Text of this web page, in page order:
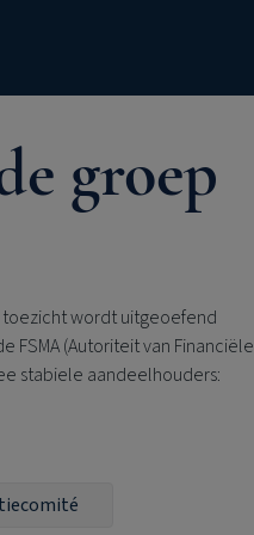
groep
wordt uitgeoefend
FSMA (Autoriteit van Financiële
stabiele aandeelhouders: